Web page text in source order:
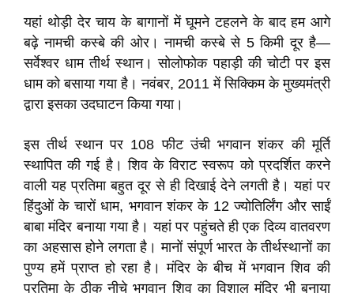
यहां थोड़ी देर चाय के बागानों में घूमने टहलने के बाद हम आगे
बढ़े नामची कस्बे की ओर। नामची कस्बे से 5 किमी दूर है—
सर्वेश्वर धाम तीर्थ स्थान। सोलोफोक पहाड़ी की चोटी पर इस
धाम को बसाया गया है। नवंबर, 2011 में सिक्किम के मुख्यमंत्री
द्वारा इसका उदघाटन किया गया।
इस तीर्थ स्थान पर 108 फीट उंची भगवान शंकर की मूर्ति
स्थापित की गई है। शिव के विराट स्वरूप को प्रदर्शित करने
वाली यह प्रतिमा बहुत दूर से ही दिखाई देने लगती है। यहां पर
हिंदुओं के चारों धाम, भगवान शंकर के 12 ज्योतिर्लिंग और साईं
बाबा मंदिर बनाया गया है। यहां पर पहुंचते ही एक दिव्य वातवरण
का अहसास होने लगता है। मानों संपूर्ण भारत के तीर्थस्थानों का
पुण्य हमें प्राप्त हो रहा है। मंदिर के बीच में भगवान शिव की
प्रतिमा के ठीक नीचे भगवान शिव का विशाल मंदिर भी बनाया